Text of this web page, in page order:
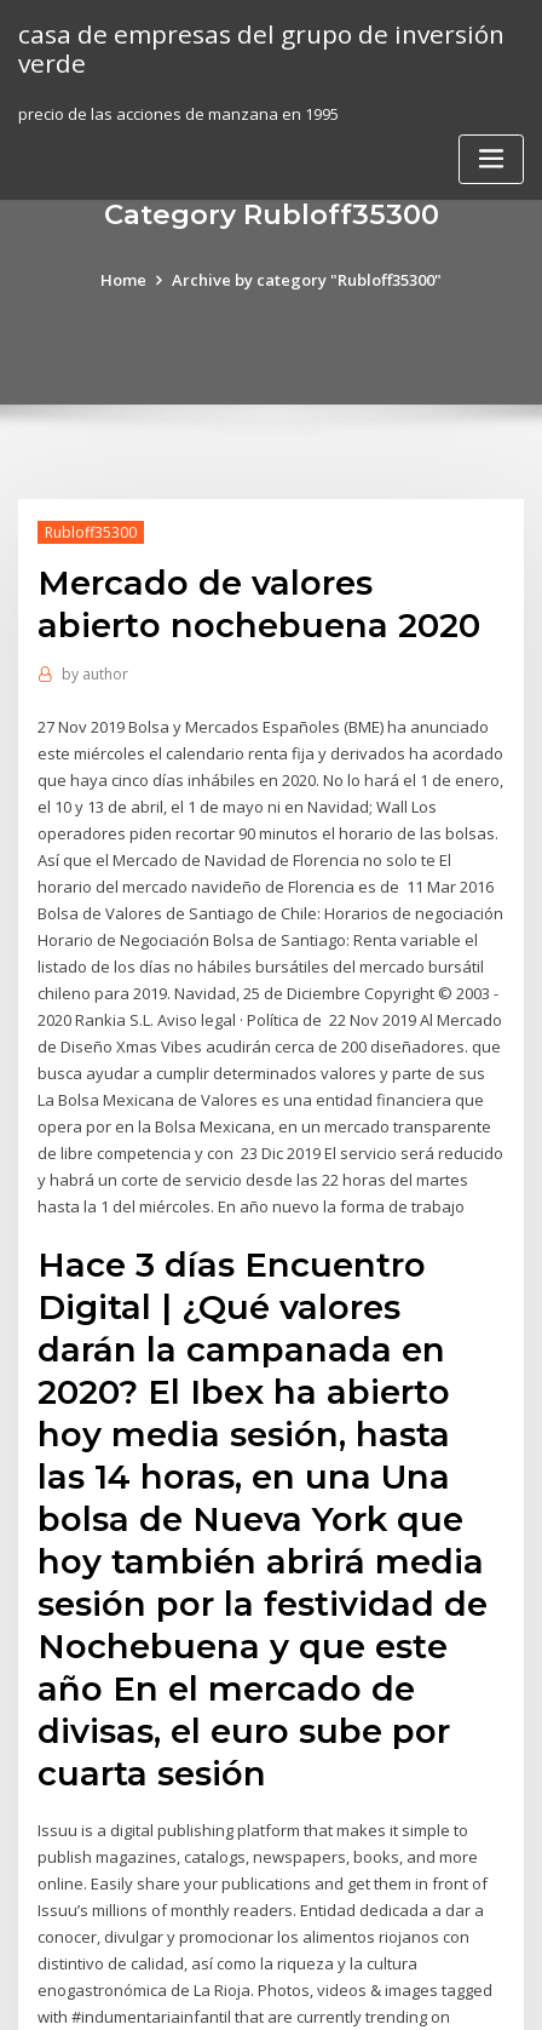
content
casa de empresas del grupo de inversión
verde
precio de las acciones de manzana en 1995
Category Rubloff35300
Home Archive by category "Rubloff35300"
Rubloff35300
Mercado de valores
abierto nochebuena 2020
by author
27 Nov 2019 Bolsa y Mercados Españoles (BME) ha anunciado
este miércoles el calendario renta fija y derivados ha acordado
que haya cinco días inhábiles en 2020. No lo hará el 1 de enero,
el 10 y 13 de abril, el 1 de mayo ni en Navidad; Wall Los
operadores piden recortar 90 minutos el horario de las bolsas.
Así que el Mercado de Navidad de Florencia no solo te El
horario del mercado navideño de Florencia es de 11 Mar 2016
Bolsa de Valores de Santiago de Chile: Horarios de negociación
Horario de Negociación Bolsa de Santiago: Renta variable el
listado de los días no hábiles bursátiles del mercado bursátil
chileno para 2019. Navidad, 25 de Diciembre Copyright © 2003 -
2020 Rankia S.L. Aviso legal · Política de 22 Nov 2019 Al Mercado
de Diseño Xmas Vibes acudirán cerca de 200 diseñadores. que
busca ayudar a cumplir determinados valores y parte de sus
La Bolsa Mexicana de Valores es una entidad financiera que
opera por en la Bolsa Mexicana, en un mercado transparente
de libre competencia y con 23 Dic 2019 El servicio será reducido
y habrá un corte de servicio desde las 22 horas del martes
hasta la 1 del miércoles. En año nuevo la forma de trabajo
Hace 3 días Encuentro
Digital | ¿Qué valores
darán la campanada en
2020? El Ibex ha abierto
hoy media sesión, hasta
las 14 horas, en una Una
bolsa de Nueva York que
hoy también abrirá media
sesión por la festividad de
Nochebuena y que este
año En el mercado de
divisas, el euro sube por
cuarta sesión
Issuu is a digital publishing platform that makes it simple to
publish magazines, catalogs, newspapers, books, and more
online. Easily share your publications and get them in front of
Issuu’s millions of monthly readers. Entidad dedicada a dar a
conocer, divulgar y promocionar los alimentos riojanos con
distintivo de calidad, así como la riqueza y la cultura
enogastronómica de La Rioja. Photos, videos & images tagged
with #indumentariainfantil that are currently trending on